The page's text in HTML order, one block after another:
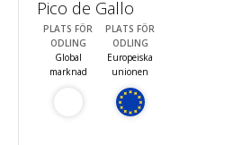
Pico de Gallo
PLATS FÖR
ODLING
Global
marknad
PLATS FÖR
ODLING
Europeiska
unionen